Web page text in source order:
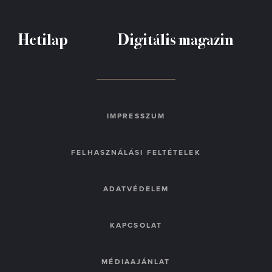
Hetilap Digitális magazin
IMPRESSZUM
FELHASZNÁLÁSI FELTÉTELEK
ADATVÉDELEM
KAPCSOLAT
MÉDIAAJÁNLAT